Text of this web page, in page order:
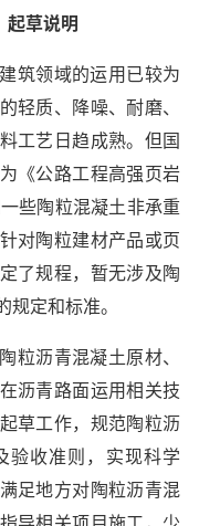
起草说明
筑领域的运用已较为
轻质、降噪、耐磨、
工艺日趋成熟。但国
《公路工程高强页岩
些陶粒混凝土非承重
对陶粒建材产品或页
了规程，暂无涉及陶
定和标准。
粒沥青混凝土原材、
沥青路面运用相关技
草工作，规范陶粒沥
验收准则，实现科学
足地方对陶粒沥青混